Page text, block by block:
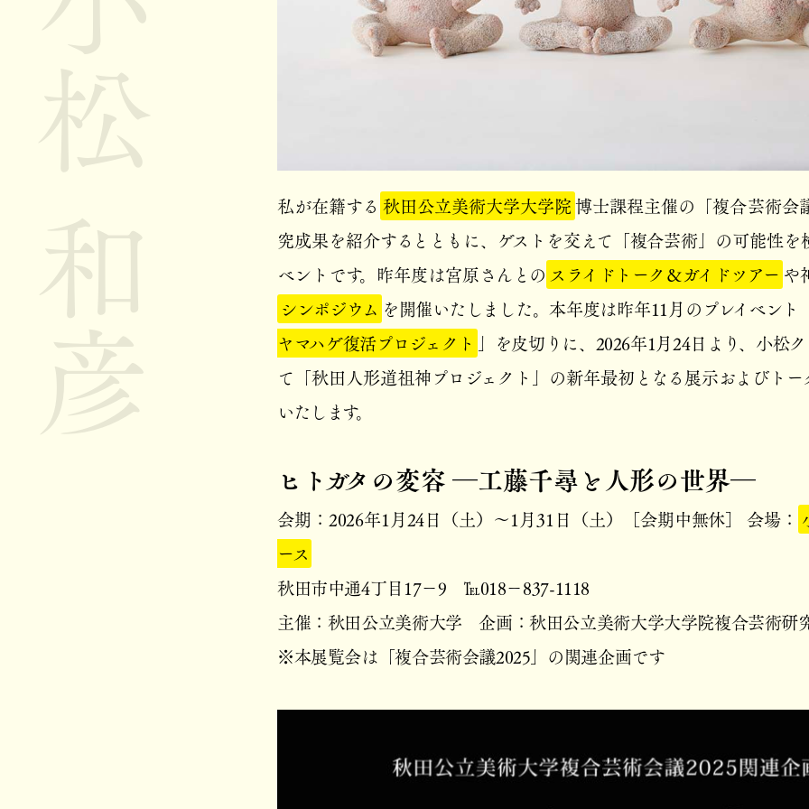
私が在籍する 秋田公立美術大学大学院博士課程主催の「複合芸術会
究成果を紹介するとともに、ゲストを交えて「複合芸術」の可能性
ベントです。昨年度は宮原さんとのスライドトーク＆ガイドツアー や
シンポジウム を開催いたしました。本年度は昨年11月のプレイベント
ヤマハゲ復活プロジェクト 」を皮切りに、2026年1月24日より、小松
て「秋田人形道祖神プロジェクト」の新年最初となる展示およびト
いたします。
ヒトガタの変容 ―工藤千尋と人形の世界―
会期 ： 2026年1月24日（土）～1月31日（土） ［会期中無休］会場 ：
ース
秋田市中通4丁目17－9 ℡018－837-1118
主催：秋田公立美術大学 企画：秋田公立美術大学大学院複合芸術研
※本展覧会は「複合芸術会議2025」の関連企画です